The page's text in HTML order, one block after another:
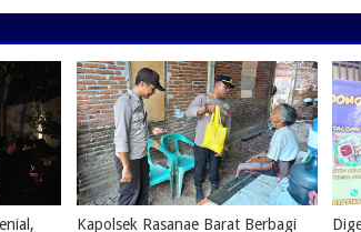
Kapolsek Rasanae Barat Berbagi